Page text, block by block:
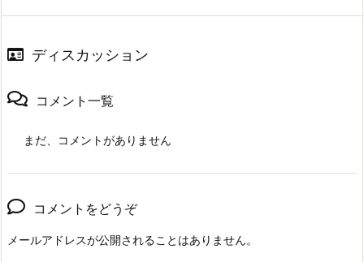
ディスカッション
コメント一覧
まだ、コメントがありません
コメントをどうぞ
メールアドレスが公開されることはありません。